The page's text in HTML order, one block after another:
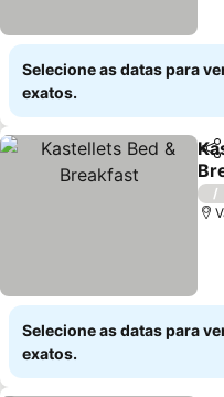
Selecione as datas para
exatos.
/
Selecione as datas para
exatos.